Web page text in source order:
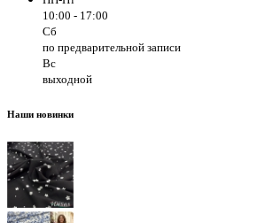
10:00 - 17:00
Сб
по предварительной записи
Вс
выходной
Наши новинки